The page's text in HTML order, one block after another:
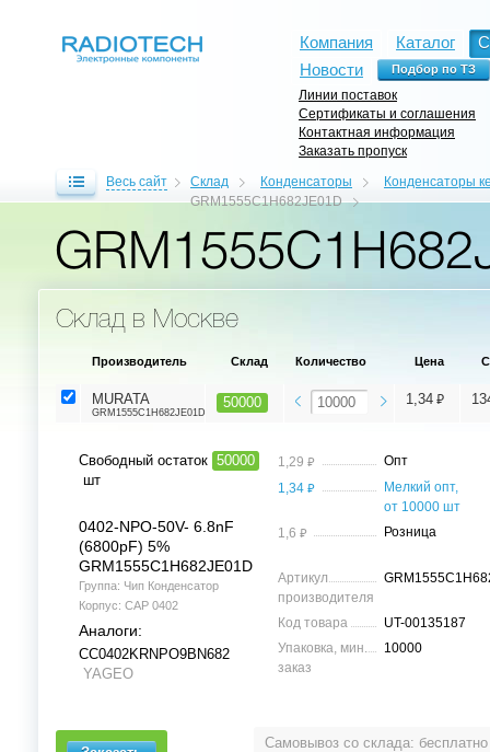
Компания Каталог
Новости
Линии поставок
Сертификаты и соглашения
Контактная информация
Заказать пропуск
Весь сайт Склад Конденсаторы
Конденсаторы
GRM1555C1H682JE01D
Склад в Москве
Самовывоз со склада: бесплатно
Производитель Склад Количество Цена
MURATA
GRM1555C1H682JE01D
50000 1,34 ⃏
Свободный остаток 50000
шт
0402-NPO-50V- 6.8nF
(6800pF) 5%
GRM1555C1H682JE01D
Группа: Чип Конденсатор
Корпус: CAP 0402
Аналоги:
CC0402KRNPO9BN682
YAGEO
1,29 ⃏
Опт
1,34 ⃏
Мелкий опт,
от 10000 шт
1,6 ⃏ Розница
Артикул
производителя
Код товара
UT-00135187
Упаковка, мин.
заказ
10000